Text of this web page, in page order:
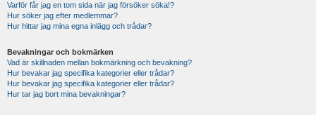
Varför får jag en tom sida när jag försöker söka!?
Hur söker jag efter medlemmar?
Hur hittar jag mina egna inlägg och trådar?
Bevakningar och bokmärken
Vad är skillnaden mellan bokmärkning och bevakning?
Hur bevakar jag specifika kategorier eller trådar?
Hur bevakar jag specifika kategorier eller trådar?
Hur tar jag bort mina bevakningar?